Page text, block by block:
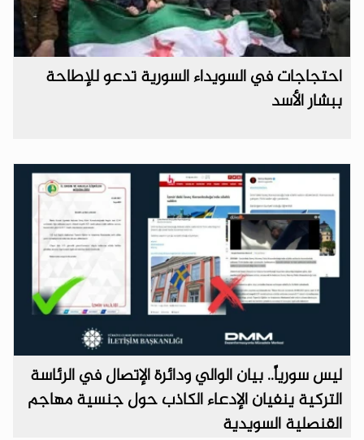
احتجاجات في السويداء السورية تدعو للإطاحة
ببشار الأسد
ليس سورياً.. بيان الوالي ودائرة الإتصال في الرئاسة
التركية ينفيان الإدعاء الكاذب حول جنسية مهاجم
القنصلية السويدية